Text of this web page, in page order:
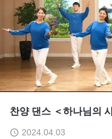
찬양 댄스 ＜하나님의
2024.04.03